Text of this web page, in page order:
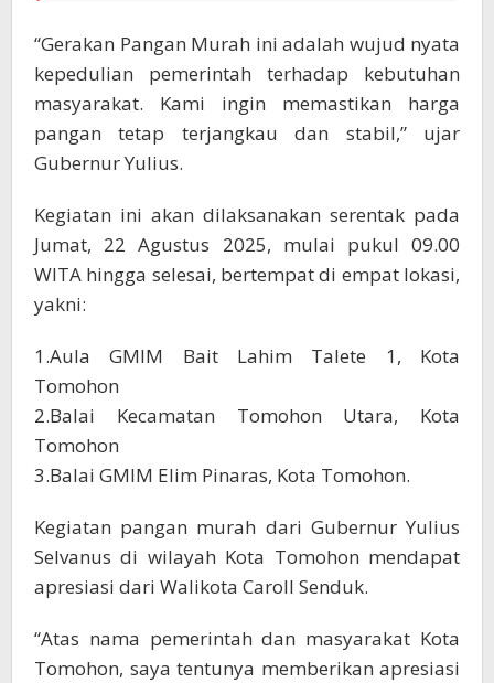
“Gerakan Pangan Murah ini adalah wujud nyata
kepedulian pemerintah terhadap kebutuhan
masyarakat. Kami ingin memastikan harga
pangan tetap terjangkau dan stabil,” ujar
Gubernur Yulius.
Kegiatan ini akan dilaksanakan serentak pada
Jumat, 22 Agustus 2025, mulai pukul 09.00
WITA hingga selesai, bertempat di empat lokasi,
yakni:
1.Aula GMIM Bait Lahim Talete 1, Kota
Tomohon
2.Balai Kecamatan Tomohon Utara, Kota
Tomohon
3.Balai GMIM Elim Pinaras, Kota Tomohon.
Kegiatan pangan murah dari Gubernur Yulius
Selvanus di wilayah Kota Tomohon mendapat
apresiasi dari Walikota Caroll Senduk.
“Atas nama pemerintah dan masyarakat Kota
Tomohon, saya tentunya memberikan apresiasi